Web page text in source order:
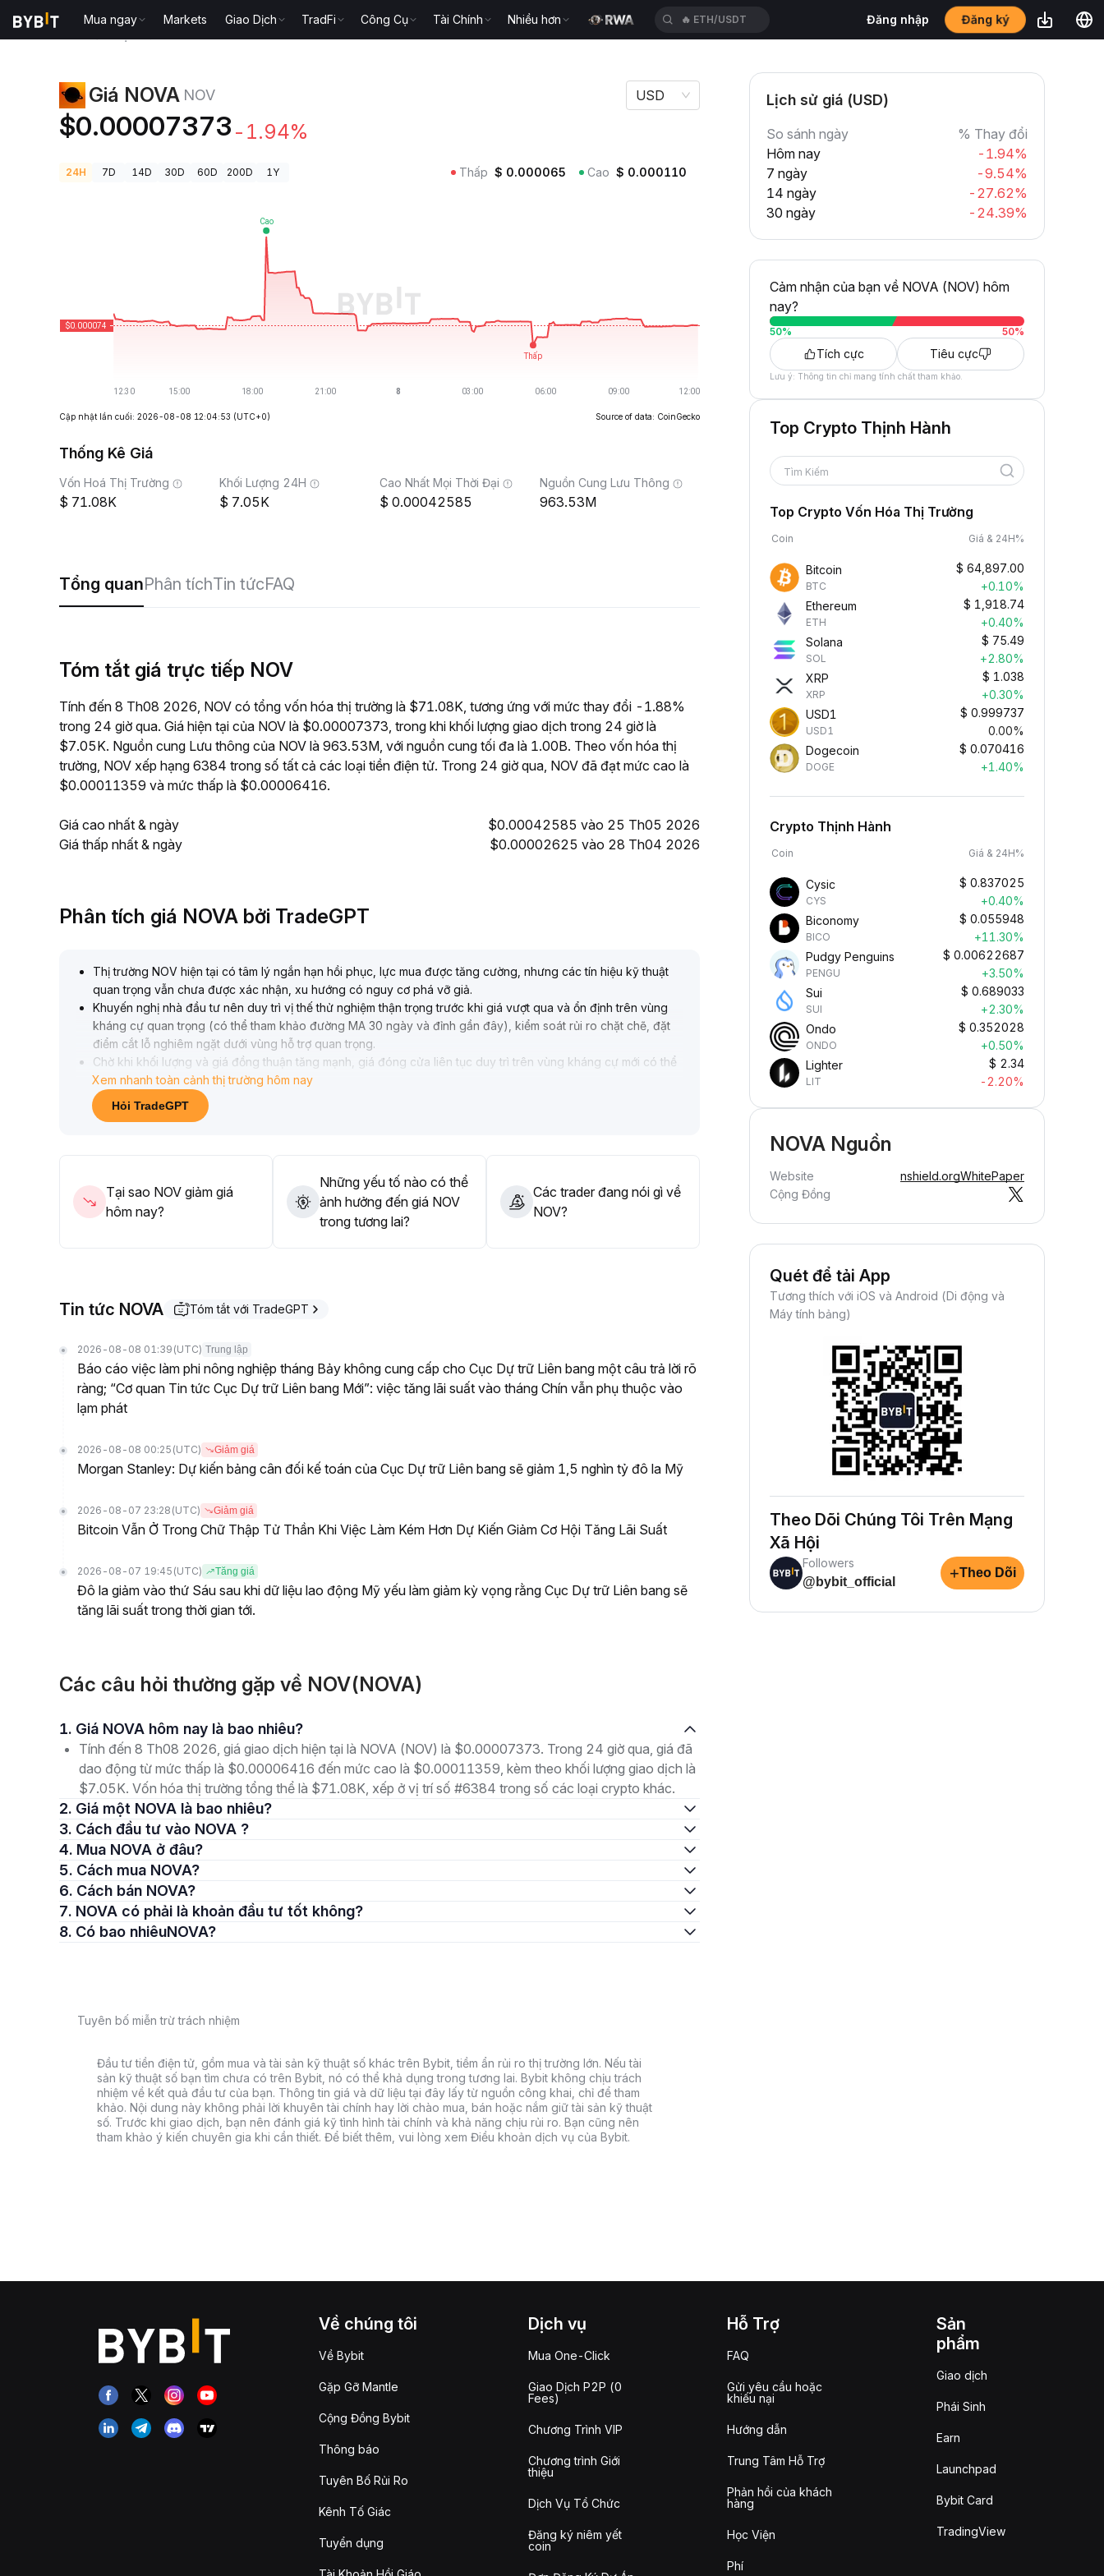
Mua ngay Markets Giao Dịch TradFi Công Cụ Tài Chính Nhiều hơn 🔥 CYSUSDT Đăng nhập Đăng ký
Giá NOVA NOV
$0.00007373 -1.94%
USD
24H 7D 14D 30D 60D 200D 1Y Thấp $ 0.000065 Cao $ 0.000110
Cập nhật lần cuối: 2026-08-08 12:04:53 (UTC+0) Source of data: CoinGecko
Thống Kê Giá
Vốn Hoá Thị Trường
71.08K
Khối Lượng 24H
7.05K
Cao Nhất Mọi Thời Đại
0.00042585
Nguồn Cung Lưu Thông
963.53M
Tổng quanPhân tíchTin tứcFAQ
Tóm tắt giá trực tiếp NOV
Tính đến 8 Th08 2026, NOV có tổng vốn hóa thị trường là $71.08K, tương ứng với mức thay đổi -1.88%
trong 24 giờ qua. Giá hiện tại của NOV là $0.00007373, trong khi khối lượng giao dịch trong 24 giờ là
$7.05K. Nguồn cung Lưu thông của NOV là 963.53M, với nguồn cung tối đa là 1.00B. Theo vốn hóa thị
trường, NOV xếp hạng 6384 trong số tất cả các loại tiền điện tử. Trong 24 giờ qua, NOV đã đạt mức cao là
$0.00011359 và mức thấp là $0.00006416.
Giá cao nhất & ngày
$0.00042585 vào 25 Th05 2026
Giá thấp nhất & ngày
$0.00002625 vào 28 Th04 2026
Phân tích giá NOVA bởi TradeGPT
Thị trường NOV hiện tại có tâm lý ngắn hạn hồi phục, lực mua được tăng cường, nhưng các tín hiệu kỹ thuật
quan trọng vẫn chưa được xác nhận, xu hướng có nguy cơ phá vỡ giả.
Khuyến nghị nhà đầu tư nên duy trì vị thế thử nghiệm thận trọng trước khi giá vượt qua và ổn định trên vùng
kháng cự quan trọng (có thể tham khảo đường MA 30 ngày và đỉnh gần đây), kiểm soát rủi ro chặt chẽ, đặt
điểm cắt lỗ nghiêm ngặt dưới vùng hỗ trợ quan trọng.
Chờ khi khối lượng và giá đồng thuận tăng mạnh, giá đóng cửa liên tục duy trì trên vùng kháng cự mới có thể
từng bước gia tăng vị thế.
Chiến lược cốt lõi vẫn là phòng ngừa rủi ro giảm giá và đảm bảo linh hoạt danh mục
Xem nhanh toàn cảnh thị trường hôm nay
Hỏi TradeGPT
Tại sao NOV giảm giá
hôm nay?
Những yếu tố nào có thể
ảnh hưởng đến giá NOV
trong tương lai?
Các trader đang nói gì về
NOV?
Tin tức NOVA Tóm tắt với TradeGPT
2026-08-08 01:39 (UTC) Trung lập
Báo cáo việc làm phi nông nghiệp tháng Bảy không cung cấp cho Cục Dự trữ Liên bang một câu trả lời rõ
ràng; “Cơ quan Tin tức Cục Dự trữ Liên bang Mới”: việc tăng lãi suất vào tháng Chín vẫn phụ thuộc vào
lạm phát
2026-08-08 00:25 (UTC) Giảm giá
Morgan Stanley: Dự kiến bảng cân đối kế toán của Cục Dự trữ Liên bang sẽ giảm 1,5 nghìn tỷ đô la Mỹ
2026-08-07 23:28 (UTC) Giảm giá
Bitcoin Vẫn Ở Trong Chữ Thập Tử Thần Khi Việc Làm Kém Hơn Dự Kiến Giảm Cơ Hội Tăng Lãi Suất
2026-08-07 19:45 (UTC) Tăng giá
Đô la giảm vào thứ Sáu sau khi dữ liệu lao động Mỹ yếu làm giảm kỳ vọng rằng Cục Dự trữ Liên bang sẽ
tăng lãi suất trong thời gian tới.
Các câu hỏi thường gặp về NOV(NOVA)
1. Giá NOVA hôm nay là bao nhiêu?
Tính đến 8 Th08 2026, giá giao dịch hiện tại là NOVA (NOV) là $0.00007373. Trong 24 giờ qua, giá đã
dao động từ mức thấp là $0.00006416 đến mức cao là $0.00011359, kèm theo khối lượng giao dịch là
$7.05K. Vốn hóa thị trường tổng thể là $71.08K, xếp ở vị trí số #6384 trong số các loại crypto khác.
2. Giá một NOVA là bao nhiêu?
3. Cách đầu tư vào NOVA ?
4. Mua NOVA ở đâu?
5. Cách mua NOVA?
6. Cách bán NOVA?
7. NOVA có phải là khoản đầu tư tốt không?
8. Có bao nhiêuNOVA?
Tuyên bố miễn trừ trách nhiệm
Đầu tư tiền điện tử, gồm mua và tài sản kỹ thuật số khác trên Bybit, tiềm ẩn rủi ro thị trường lớn. Nếu tài
sản kỹ thuật số bạn tìm chưa có trên Bybit, nó có thể khả dụng trong tương lai. Bybit không chịu trách
nhiệm về kết quả đầu tư của bạn. Thông tin giá và dữ liệu tại đây lấy từ nguồn công khai, chỉ để tham
khảo. Nội dung này không phải lời khuyên tài chính hay lời chào mua, bán hoặc nắm giữ tài sản kỹ thuật
số. Trước khi giao dịch, bạn nên đánh giá kỹ tình hình tài chính và khả năng chịu rủi ro. Bạn cũng nên
tham khảo ý kiến chuyên gia khi cần thiết. Để biết thêm, vui lòng xem Điều khoản dịch vụ của Bybit.
Lịch sử giá (USD)
So sánh ngày
% Thay đổi
Hôm nay
-1.94%
7 ngày
-9.54%
14 ngày
-27.62%
30 ngày
-24.39%
Cảm nhận của bạn về NOVA (NOV) hôm
nay?
50% 50%
Tích cực Tiêu cực
Lưu ý: Thông tin chỉ mang tính chất tham khảo.
Top Crypto Thịnh Hành
Tìm Kiếm
Top Crypto Vốn Hóa Thị Trường
Coin Giá & 24H%
Bitcoin
BTC
$ 64,897.00
+0.10%
Ethereum
ETH
$ 1,918.74
+0.40%
Solana
SOL
$ 75.49
+2.80%
XRP
XRP
$ 1.038
+0.30%
USD1
USD1
$ 0.999737
0.00%
Dogecoin
DOGE
$ 0.070416
+1.40%
Crypto Thịnh Hành
Coin Giá & 24H%
Cysic
CYS
$ 0.837025
+0.40%
Biconomy
BICO
$ 0.055948
+11.30%
Pudgy Penguins
PENGU
$ 0.00622687
+3.50%
Sui
SUI
$ 0.689033
+2.30%
Ondo
ONDO
$ 0.352028
+0.50%
Lighter
LIT
$ 2.34
-2.20%
NOVA Nguồn
Website nshield.orgWhitePaper
Cộng Đồng
Quét để tải App
Tương thích với iOS và Android (Di động và
Máy tính bảng)
Theo Dõi Chúng Tôi Trên Mạng
Xã Hội
Followers
@bybit_official
+Theo Dõi
Về chúng tôi
Về Bybit
Gặp Gỡ Mantle
Cộng Đồng Bybit
Thông báo
Tuyên Bố Rủi Ro
Kênh Tố Giác
Tuyển dụng
Dịch vụ
Mua One-Click
Giao Dịch P2P (0
Fees)
Chương Trình VIP
Chương trình Giới
thiệu
Dịch Vụ Tổ Chức
Đăng ký niêm yết
coin
Hỗ Trợ
FAQ
Gửi yêu cầu hoặc
khiếu nại
Hướng dẫn
Trung Tâm Hỗ Trợ
Phản hồi của khách
hàng
Học Viện
Phí
Sản
phẩm
Giao dịch
Phái Sinh
Earn
Launchpad
Bybit Card
TradingView